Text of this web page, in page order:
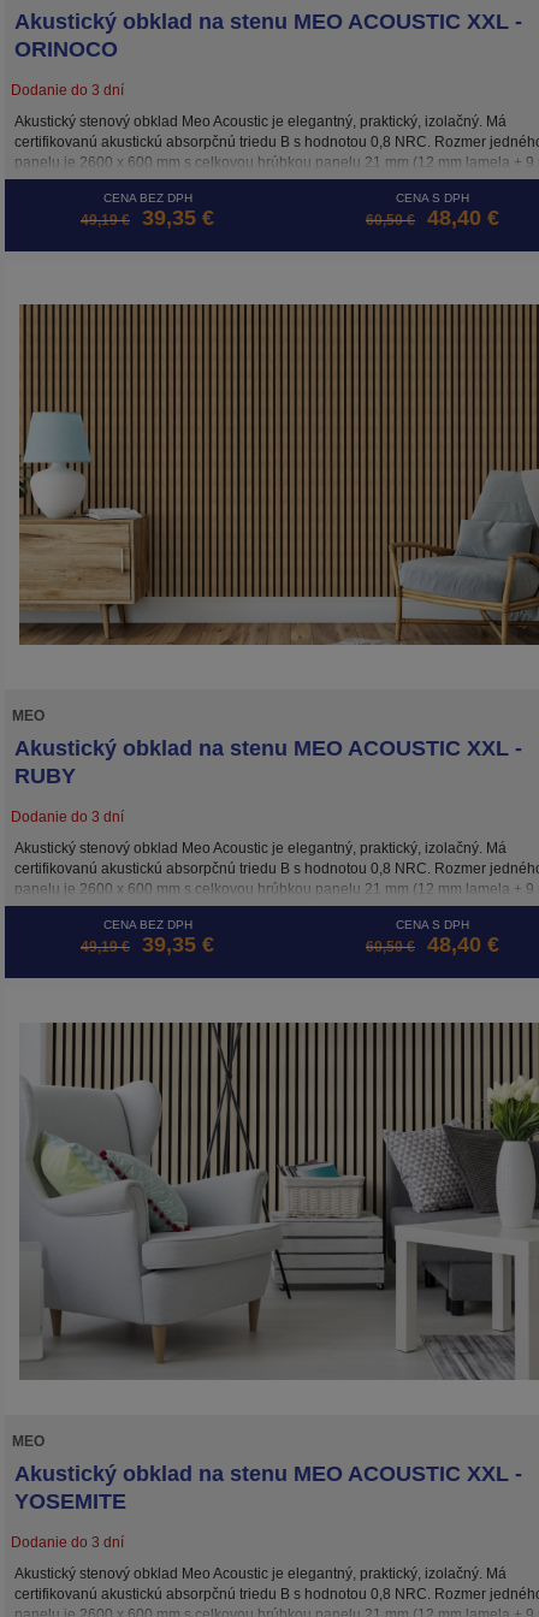
Akustický obklad na stenu MEO ACOUSTIC XXL -
ORINOCO
Dodanie do 3 dní
Akustický stenový obklad Meo Acoustic je elegantný, praktický, izolačný. Má
certifikovanú akustickú absorpčnú triedu B s hodnotou 0,8 NRC. Rozmer
panelu je 2600 x 600 mm s celkovou hrúbkou panelu 21 mm (12 mm lamela + 9
podložka). Inštalácia je možná 3 spôsobmi: skrutkami priamo do podkladu,
alebo na drevený rošt. Cena je za m2.
CENA BEZ DPH
49,19 € 39,35 €
CENA S DPH
60,50 € 48,40 €
MEO
Akustický obklad na stenu MEO ACOUSTIC XXL -
RUBY
Dodanie do 3 dní
Akustický stenový obklad Meo Acoustic je elegantný, praktický, izolačný. Má
certifikovanú akustickú absorpčnú triedu B s hodnotou 0,8 NRC. Rozmer
panelu je 2600 x 600 mm s celkovou hrúbkou panelu 21 mm (12 mm lamela + 9
podložka). Inštalácia je možná 3 spôsobmi: skrutkami priamo do podkladu,
alebo na drevený rošt. Cena ja za m2.
CENA BEZ DPH
49,19 € 39,35 €
CENA S DPH
60,50 € 48,40 €
MEO
Akustický obklad na stenu MEO ACOUSTIC XXL -
YOSEMITE
Dodanie do 3 dní
Akustický stenový obklad Meo Acoustic je elegantný, praktický, izolačný. Má
certifikovanú akustickú absorpčnú triedu B s hodnotou 0,8 NRC. Rozmer